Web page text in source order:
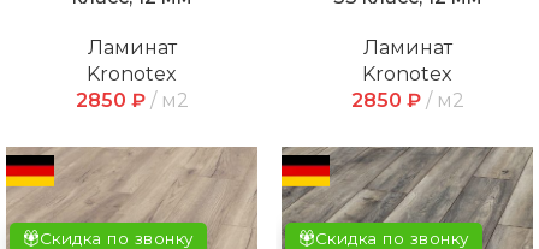
Ламинат
Kronotex
2850 ₽ м2
Ламинат
Kronotex
2850 ₽ м2
Скидка по звонку Скидка по звонку